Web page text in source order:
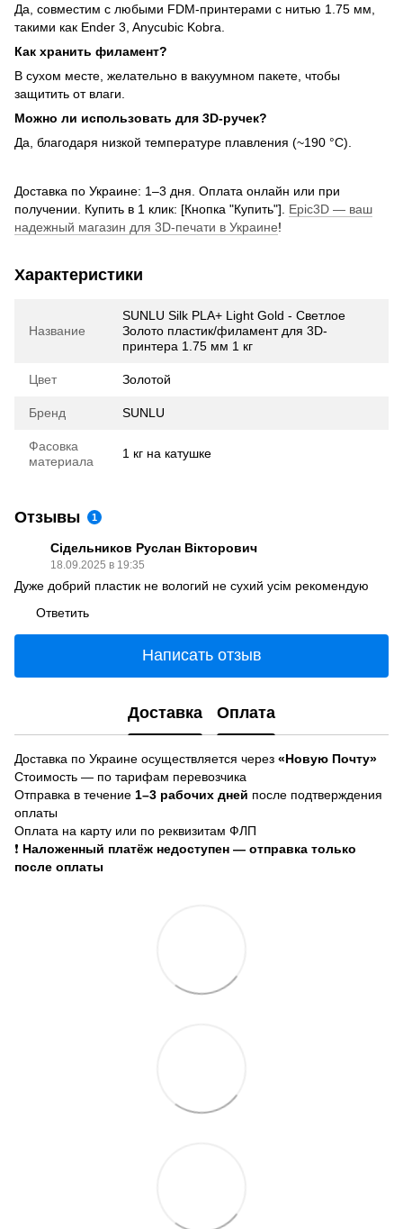
Да, совместим с любыми FDM-принтерами с нитью 1.75 мм,
такими как Ender 3, Anycubic Kobra.
Как хранить филамент?
В сухом месте, желательно в вакуумном пакете, чтобы
защитить от влаги.
Можно ли использовать для 3D-ручек?
Да, благодаря низкой температуре плавления (~190 °C).
Доставка по Украине: 1–3 дня. Оплата онлайн или при
получении. Купить в 1 клик: [Кнопка "Купить"]. Epic3D — ваш
надежный магазин для 3D-печати в Украине!
Характеристики
Название
SUNLU Silk PLA+ Light Gold - Светлое
Золото пластик/филамент для 3D-
принтера 1.75 мм 1 кг
Цвет Золотой
Бренд SUNLU
Фасовка
материала
1 кг на катушке
Отзывы 1
Сідельников Руслан Вікторович
18.09.2025 в 19:35
Дуже добрий пластик не вологий не сухий усім рекомендую
Ответить
Написать отзыв
Доставка Оплата
Доставка по Украине осуществляется через «Новую Почту»
Стоимость — по тарифам перевозчика
Отправка в течение 1–3 рабочих дней после подтверждения
оплаты
Оплата на карту или по реквизитам ФЛП
❗ Наложенный платёж недоступен — отправка только
после оплаты